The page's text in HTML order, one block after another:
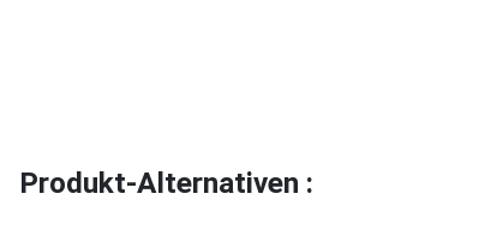
Produkt-Alternativen :